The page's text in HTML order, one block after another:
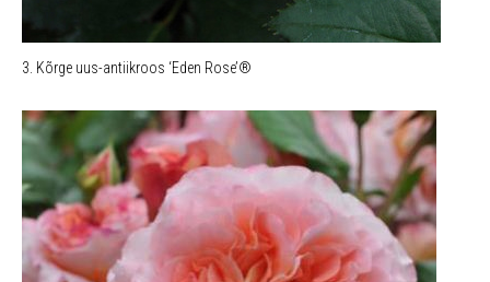
3. Kõrge uus-antiikroos ‘Eden Rose’®